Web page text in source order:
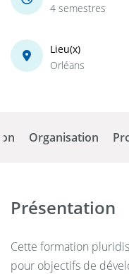
4 semestres
Lieu(x)
Orléans
Organisation
Présentation
Cette formation
pour objectifs de